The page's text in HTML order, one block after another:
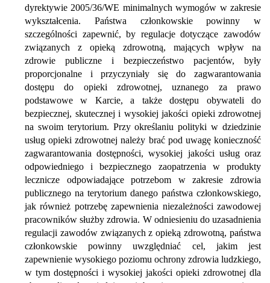
dyrektywie 2005/36/WE minimalnych wymogów w zakresie
wykształcenia. Państwa członkowskie powinny w
szczególności zapewnić, by regulacje dotyczące zawodów
związanych z opieką zdrowotną, mających wpływ na
zdrowie publiczne i bezpieczeństwo pacjentów, były
proporcjonalne i przyczyniały się do zagwarantowania
dostępu do opieki zdrowotnej, uznanego za prawo
podstawowe w Karcie, a także dostępu obywateli do
bezpiecznej, skutecznej i wysokiej jakości opieki zdrowotnej
na swoim terytorium. Przy określaniu polityki w dziedzinie
usług opieki zdrowotnej należy brać pod uwagę konieczność
zagwarantowania dostępności, wysokiej jakości usług oraz
odpowiedniego i bezpiecznego zaopatrzenia w produkty
lecznicze odpowiadające potrzebom w zakresie zdrowia
publicznego na terytorium danego państwa członkowskiego,
jak również potrzebę zapewnienia niezależności zawodowej
pracowników służby zdrowia. W odniesieniu do uzasadnienia
regulacji zawodów związanych z opieką zdrowotną, państwa
członkowskie powinny uwzględniać cel, jakim jest
zapewnienie wysokiego poziomu ochrony zdrowia ludzkiego,
w tym dostępności i wysokiej jakości opieki zdrowotnej dla